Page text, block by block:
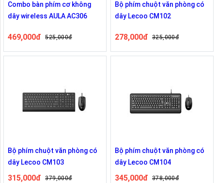
Combo bàn phím cơ không
dây wireless AULA AC306
469,000đ 525,000đ
Bộ phím chuột văn phòng có
dây Lecoo CM102
278,000đ 325,000đ
Bộ phím chuột văn phòng có
dây Lecoo CM103
315,000đ 379,000đ
Bộ phím chuột văn phòng có
dây Lecoo CM104
345,000đ 378,000đ